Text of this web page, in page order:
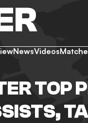
NewsVideos
TOP